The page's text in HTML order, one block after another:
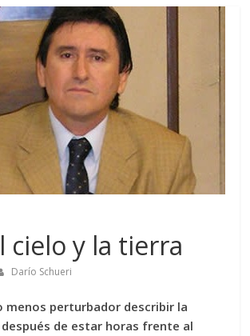
cielo y la tierra
Darío Schueri
menos perturbador describir la
de estar horas frente al